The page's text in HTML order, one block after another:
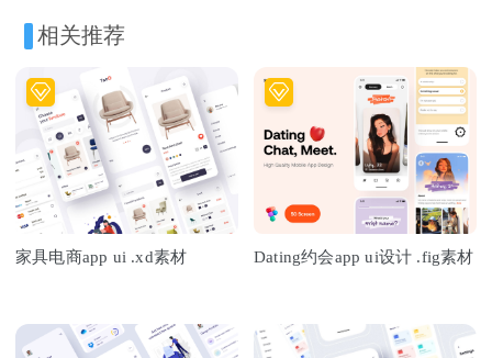
相关推荐
家具电商app ui .xd素材 Dating约会app ui设计 .fig素材